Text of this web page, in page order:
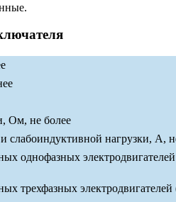
Ом, не более
нагрузки, А,
однофазных
трехфазных электродвигателей